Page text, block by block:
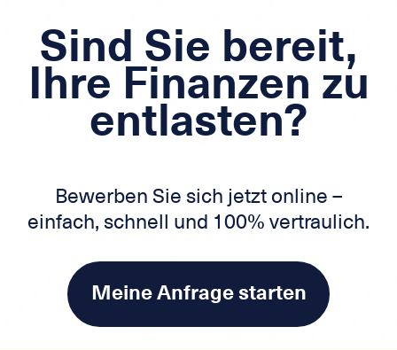
Sind Sie bereit,
Ihre Finanzen zu
entlasten?
Bewerben Sie sich jetzt online –
einfach, schnell und 100% vertraulich.
Meine Anfrage starten